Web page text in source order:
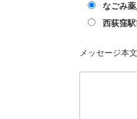
なごみ
西荻窪
メッセージ本文